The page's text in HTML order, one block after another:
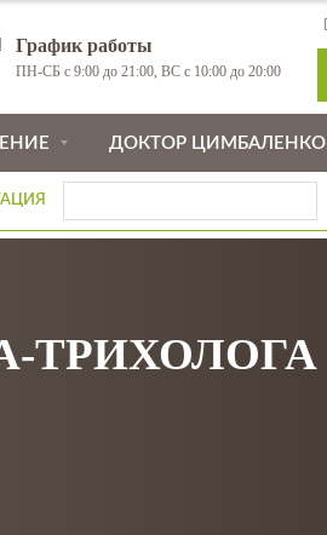
График работы
ПН-СБ с 9:00 до 21:00, ВС с 10:00 до 20:00
ДОКТОР ЦИМБАЛЕНКО
ТРИХОЛОГА